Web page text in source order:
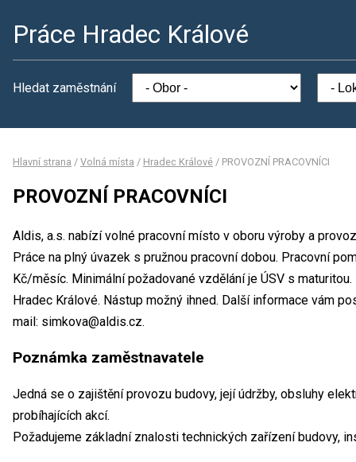
Práce Hradec Králové
Hledat zaměstnání
Hlavní strana / Volná místa / Hradec Králové / PROVOZNÍ PRACOVNÍCI
PROVOZNÍ PRACOVNÍCI
Aldis, a.s. nabízí volné pracovní místo v oboru výroby a
Práce na plný úvazek s pružnou pracovní dobou. Pracovní
Kč/měsíc. Minimální požadované vzdělání je ÚSV s
Hradec Králové. Nástup možný ihned. Další informace vám
mail: simkova@aldis.cz.
Poznámka zaměstnavatele
Jedná se o zajištění provozu budovy, její údržby, obsluhy
probíhajících akcí.
Požadujeme základní znalosti technických zařízení budovy,